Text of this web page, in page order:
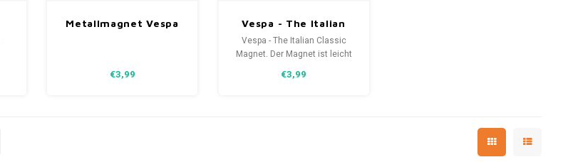
Metallmagnet Vespa
€3,99
Vespa - The Italian
Classic Magnet
Vespa - The Italian Classic
Magnet. Der Magnet ist leicht
magnetischen Gegenstand
€3,99